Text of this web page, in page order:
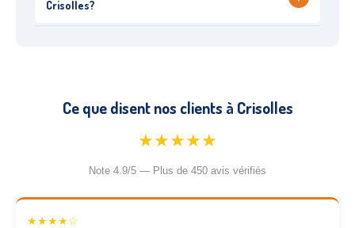
Crisolles?
Ce que disent nos clients à Crisolles
★★★★★
Note 4.9/5 — Plus de 450 avis vérifiés
★★★★☆